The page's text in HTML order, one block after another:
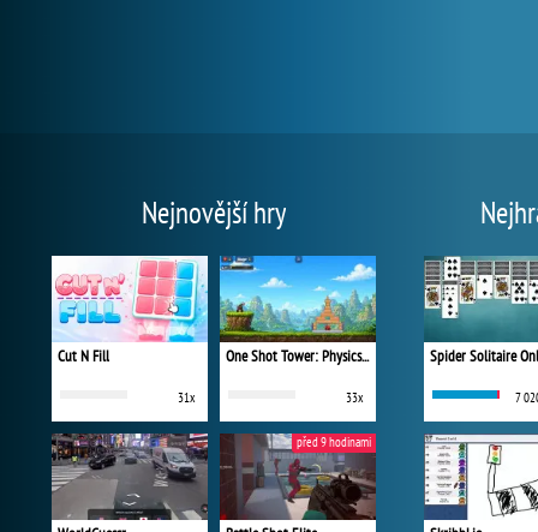
Nejnovější hry
Cut N Fill
31x
One Shot Tower: Physics Destroyer
33x
před 9 hodinami
Spider Solitaire
7